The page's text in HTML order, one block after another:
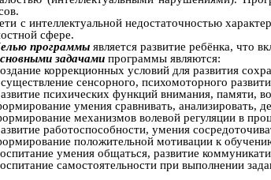
с интеллектуальной недостаточностью
сфере.
программы является развитие ребёнка, что
задачами программы являются:
коррекционных условий для развития
сенсорного, психомоторного
психических функций внимания, памяти,
умения сравнивать, анализировать,
механизмов волевой регуляции в
работоспособности, умения
положительной мотивации к
умения общаться, развитие
самостоятельности при выполнении